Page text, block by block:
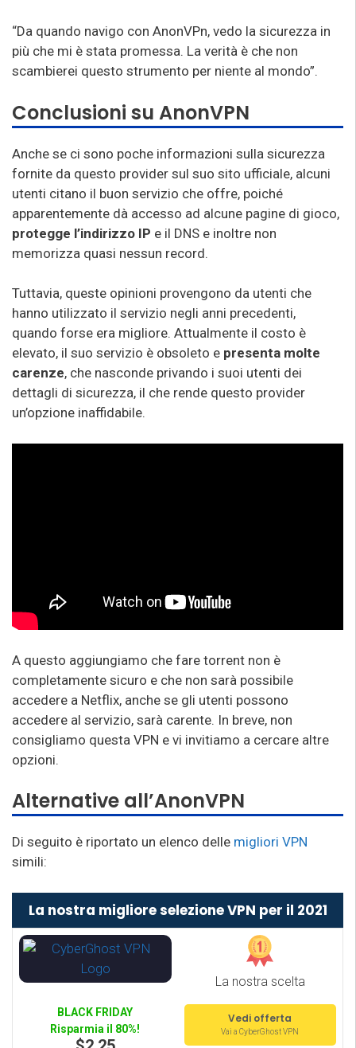
“Da quando navigo con AnonVPn, vedo la sicurezza in
più che mi è stata promessa. La verità è che non
scambierei questo strumento per niente al mondo”.
Conclusioni su AnonVPN
Anche se ci sono poche informazioni sulla sicurezza
fornite da questo provider sul suo sito ufficiale, alcuni
utenti citano il buon servizio che offre, poiché
apparentemente dà accesso ad alcune pagine di gioco,
protegge l’indirizzo IP e il DNS e inoltre non
memorizza quasi nessun record.
Tuttavia, queste opinioni provengono da utenti che
hanno utilizzato il servizio negli anni precedenti,
quando forse era migliore. Attualmente il costo è
elevato, il suo servizio è obsoleto e presenta molte
carenze, che nasconde privando i suoi utenti dei
dettagli di sicurezza, il che rende questo provider
un’opzione inaffidabile.
A questo aggiungiamo che fare torrent non è
completamente sicuro e che non sarà possibile
accedere a Netflix, anche se gli utenti possono
accedere al servizio, sarà carente. In breve, non
consigliamo questa VPN e vi invitiamo a cercare altre
opzioni.
Alternative all’AnonVPN
Di seguito è riportato un elenco delle migliori VPN
simili:
La nostra migliore selezione VPN per il 2021
La nostra scelta
BLACK FRIDAY
Risparmia il 80%!
Vedi offerta
Vai a CyberGhost VPN